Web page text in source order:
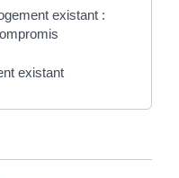
existant :
existant